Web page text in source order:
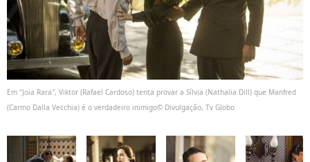
Em "Joia Rara", Viktor (Rafael Cardoso) tenta provar a Sílvia (Nathalia Dill) que Manfred
(Carmo Dalla Vecchia) é o verdadeiro inimigo© Divulgação, Tv Globo